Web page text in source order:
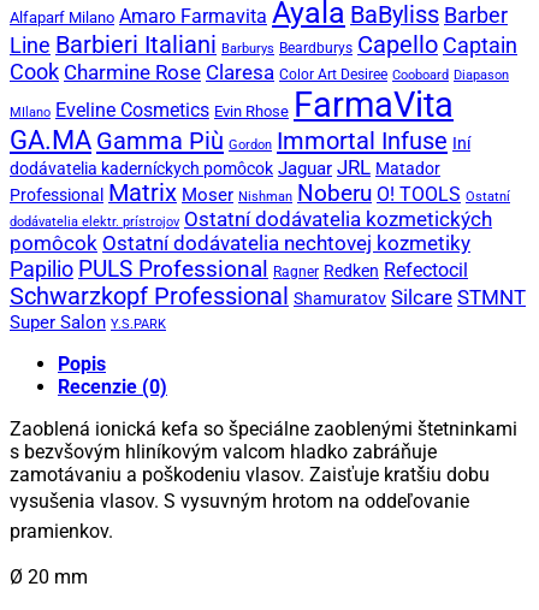
Alfaparf Milano Amaro Farmavita Ayala BaByliss Barber
Line Barbieri Italiani Barburys Beardburys Capello Captain
Cook Charmine Rose Claresa Color Art Desiree Cooboard Diapason
MIlano Eveline Cosmetics Evin Rhose FarmaVita
GA.MA Gamma Più Gordon Immortal Infuse Iní
dodávatelia kaderníckych pomôcok Jaguar JRL Matador
Professional Matrix Moser Nishman Noberu O! TOOLS Ostatní
dodávatelia elektr. prístrojov Ostatní dodávatelia kozmetických
pomôcok Ostatní dodávatelia nechtovej kozmetiky
Papilio PULS Professional Ragner Redken Refectocil
Schwarzkopf Professional Shamuratov Silcare STMNT
Super Salon Y.S.PARK
Popis
Recenzie (0)
Zaoblená ionická kefa so špeciálne zaoblenými štetninkami
s bezvšovým hliníkovým valcom hladko zabráňuje
zamotávaniu a poškodeniu vlasov. Zaisťuje kratšiu dobu
vysušenia vlasov. S vysuvným hrotom na oddeľovanie
pramienkov.
Ø 20 mm